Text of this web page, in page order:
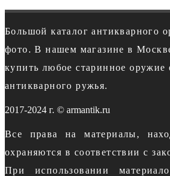
Большой каталог антикварного
фото. В нашем магазине в
купить любое старинное оружие
антикварного ружья.
2017-2024 г. © armantik.ru
Все права на материалы,
охраняются в соответствии с
При использовании